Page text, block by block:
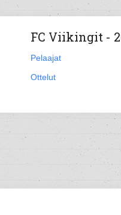
FC Viikingit -
Pelaajat
Ottelut